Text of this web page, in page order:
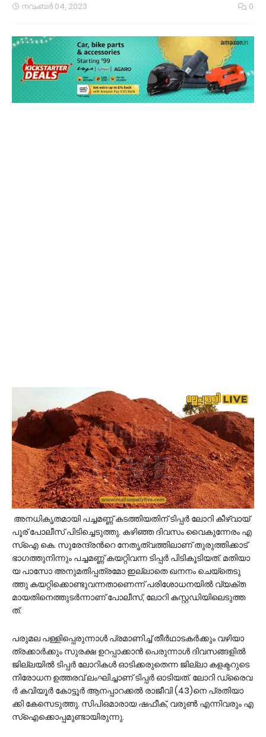
നവംബർ 04, 2023 0
അ​ന​ധി​കൃ​ത​മാ​യി പ​ച്ച​മ​ണ്ണ് ക​ട​ത്തി​യ​തി​ന് ടി​പ്പ​ർ ലോ​റി കീ​ഴ്‌​വാ​യ്‌​
പൂ​ര് പോ​ലീ​സ് പി​ടി​ച്ചെ​ടു​ത്തു. ക​ഴി​ഞ്ഞ ദി​വ​സം വൈ​കു​ന്നേ​രം എ​
സ്ഐ കെ. ​സു​രേ​ന്ദ്ര​ന്‍റെ നേ​തൃ​ത്വ​ത്തി​ലാ​ണ് തു​രു​ത്തി​ക്കാ​ട്
ഭാ​ഗ​ത്തു​നി​ന്നും പ​ച്ച​മ​ണ്ണ് ക​യ​റ്റി​വ​ന്ന ടി​പ്പ​ർ പി​ടി​കൂ​ടി​യ​ത്. മ​തി​യാ​
യ പാ​സോ അ​നു​മ​തി​പ്പ​ത്ര​മോ ഇ​ല്ലാ​തെ ഖ​ന​നം ചെ​യ്തെ​ടു​
ത്തു ക​യ​റ്റി​ക്കൊ​ണ്ടു​വ​ന്ന​താ​ണെ​ന്ന് പ​രി​ശോ​ധ​ന​യി​ൽ വ്യ​ക്ത​
മാ​യ​തി​നെ​ത്തു​ട​ർ​ന്നാ​ണ് പോ​ലീ​സ്, ലോ​റി ക​സ്റ്റ​ഡി​യി​ലെ​ടു​ത്ത​
ത്.
പ​രു​മ​ല പ​ള്ളി​പ്പെ​രു​ന്നാ​ൾ പ്ര​മാ​ണി​ച്ച് തീ​ർ​ഥാ​ട​ക​ർ​ക്കും വ​ഴി​യാ​
ത്ര​ക്കാ​ർ​ക്കും സു​ര​ക്ഷ ഉ​റ​പ്പാ​ക്കാ​ൻ പെ​രു​ന്നാ​ൾ ദി​വ​സ​ങ്ങ​ളി​ൽ
ജി​ല്ല​യി​ൽ ടി​പ്പ​ർ ലോ​റി​ക​ൾ ഓ​ടി​ക്ക​രു​തെ​ന്ന ജി​ല്ലാ ക​ള​ക്ട​റു​ടെ
നി​രോ​ധ​ന ഉ​ത്ത​ര​വ് ലം​ഘി​ച്ചാ​ണ് ടി​പ്പ​ർ ഓ​ടി​യ​ത്. ലോ​റി ഡ്രൈ​വ​
ർ ക​വി​യൂ​ർ കോ​ട്ടൂ​ർ ആ​ന​പ്പാ​റ​ക്ക​ൽ രാ​ജീ​വി (43)നെ ​പ്ര​തി​യാ​
ക്കി കേ​സെ​ടു​ത്തു. സി​പി​ഒ​മാ​രാ​യ ഷ​ഫീ​ക്, വ​രു​ൺ എ​ന്നി​വ​രും എ​
സ്ഐ​ക്കൊ​പ്പ​മു​ണ്ടാ​യി​രു​ന്നു.